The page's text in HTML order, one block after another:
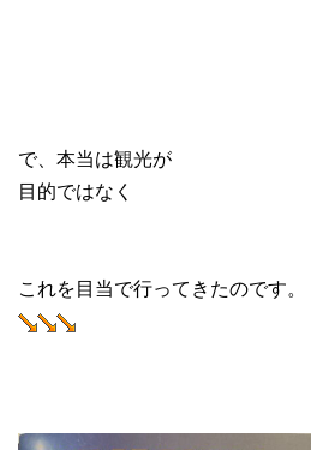
で、本当は観光が
目的ではなく
これを目当で行ってきたのです。